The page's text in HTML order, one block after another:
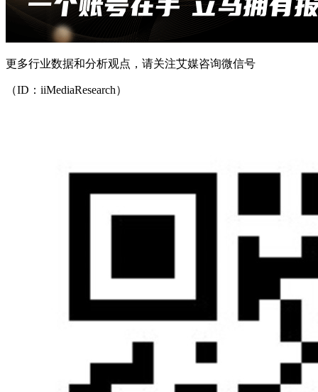
更多行业数据和分析观点，请关注艾媒咨询微信号
（ID：iiMediaResearch）